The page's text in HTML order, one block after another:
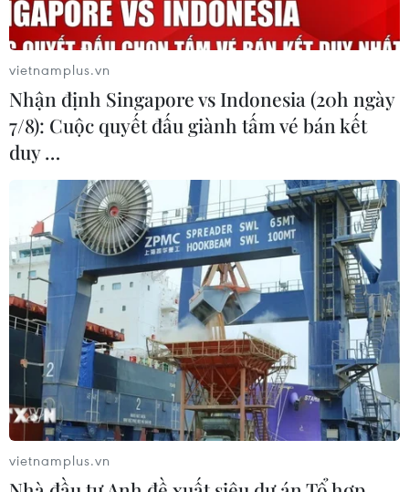
vietnamplus.vn
Nhận định Singapore vs Indonesia (20h ngày
7/8): Cuộc quyết đấu giành tấm vé bán kết
duy …
vietnamplus.vn